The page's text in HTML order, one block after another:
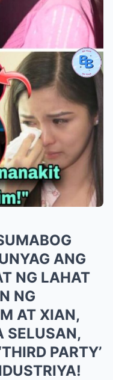
ANG
NG LAHAT
NG
AT XIAN,
SELUSAN,
PARTY’